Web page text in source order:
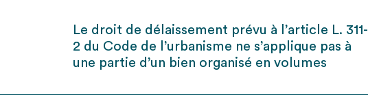
Le droit de délaissement prévu à l’article L. 311-
2 du Code de l’urbanisme ne s’applique pas à
une partie d’un bien organisé en volumes